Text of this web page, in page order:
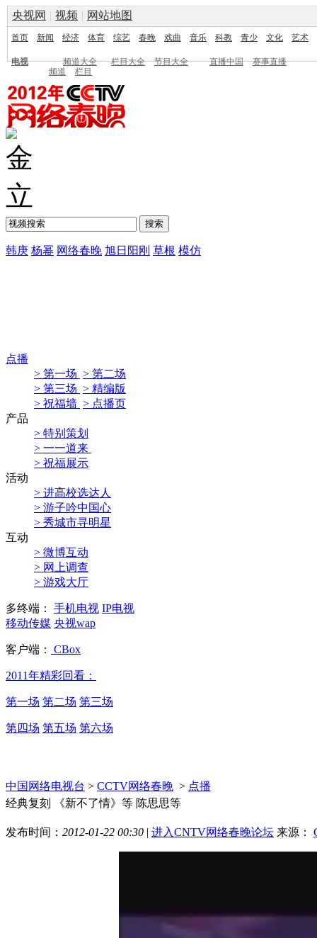
央视网 | 视频 | 网站地图
首页 新闻 经济 体育 综艺 春晚 戏曲 音乐 科教 青少 文化 艺术
电视 频道大全 栏目大全 节目大全 直播中国
赛事直播
频道
栏目
韩庚 杨幂 网络春晚 旭日阳刚 草根 模仿
点播
> 第一场 > 第二场
> 第三场 > 精编版
> 祝福墙 > 点播页
产品
> 特别策划
> 一一道来
> 祝福展示
活动
> 进高校选达人
> 游子吟中国心
> 秀城市寻明星
互动
> 微博互动
> 网上调查
> 游戏大厅
多终端： 手机电视 IP电视
移动传媒 央视wap
客户端： CBox
2011年精彩回看：
第一场 第二场 第三场
第四场 第五场 第六场
中国网络电视台 > CCTV网络春晚 > 点播
经典复刻 《新不了情》等 陈思思等
发布时间： 2012-01-22 00:30 | 进入CNTV网络春晚论坛 来源：